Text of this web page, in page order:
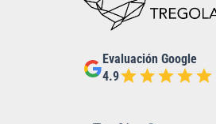
Evaluación Google
4.9